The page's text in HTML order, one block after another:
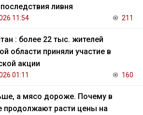
ливня
11:54 211
: более 22 тыс. жителей
области приняли участие в
акции
01:11 160
а мясо дороже. Почему в
продолжают расти цены на